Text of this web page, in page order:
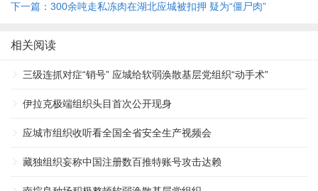
下一篇：300余吨走私冻肉在湖北应城被扣押 疑为“僵尸肉”
相关阅读
三级连抓对症“销号” 应城给软弱涣散基层党组织“动手术”
伊拉克极端组织头目首次公开现身
应城市组织收听看全国全省安全生产视频会
藏独组织妄称中国注册数百推特账号攻击达赖